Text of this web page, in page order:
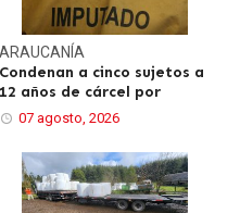
ARAUCANÍA
Condenan a cinco sujetos a
12 años de cárcel por
07 agosto, 2026